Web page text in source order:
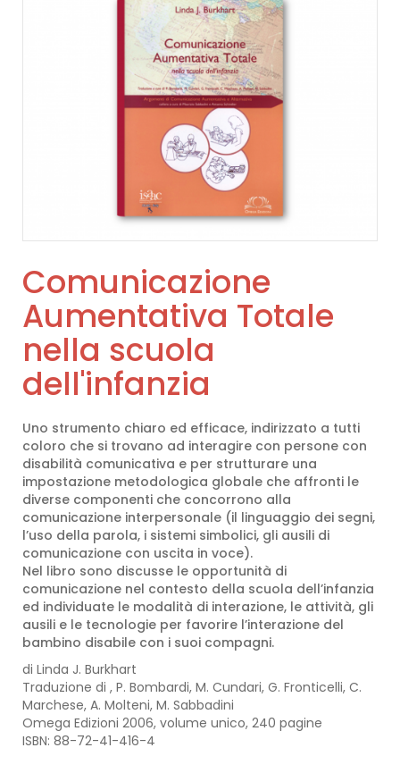
Comunicazione
Aumentativa Totale
nella scuola
dell'infanzia
Uno strumento chiaro ed efficace, indirizzato a tutti
coloro che si trovano ad interagire con persone con
disabilità comunicativa e per strutturare una
impostazione metodologica globale che affronti le
diverse componenti che concorrono alla
comunicazione interpersonale (il linguaggio dei segni,
l’uso della parola, i sistemi simbolici, gli ausili di
comunicazione con uscita in voce).
Nel libro sono discusse le opportunità di
comunicazione nel contesto della scuola dell’infanzia
ed individuate le modalità di interazione, le attività, gli
ausili e le tecnologie per favorire l’interazione del
bambino disabile con i suoi compagni.
di Linda J. Burkhart
Traduzione di , P. Bombardi, M. Cundari, G. Fronticelli, C.
Marchese, A. Molteni, M. Sabbadini
Omega Edizioni 2006, volume unico, 240 pagine
ISBN: 88-72-41-416-4